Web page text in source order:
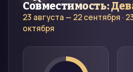
Совместимость:
23 августа — 22 сентября ·
октября